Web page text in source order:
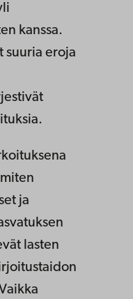
kanssa.
suuria eroja
ja
lasten